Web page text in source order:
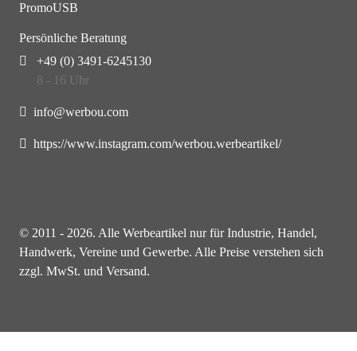
PromoUSB
Persönliche Beratung
+49 (0) 3491-6245130
8 - 16 Uhr
info@werbou.com
https://www.instagram.com/werbou.werbeartikel/
© 2011 - 2026. Alle Werbeartikel nur für Industrie, Handel,
Handwerk, Vereine und Gewerbe. Alle Preise verstehen sich
zzgl. MwSt. und Versand.